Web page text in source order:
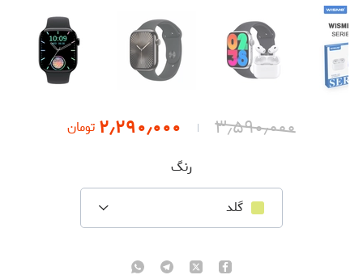
۳٫۵۹۰٫۰۰۰ ۲٫۲۹۰٫۰۰۰ تومان
رنگ
گلد